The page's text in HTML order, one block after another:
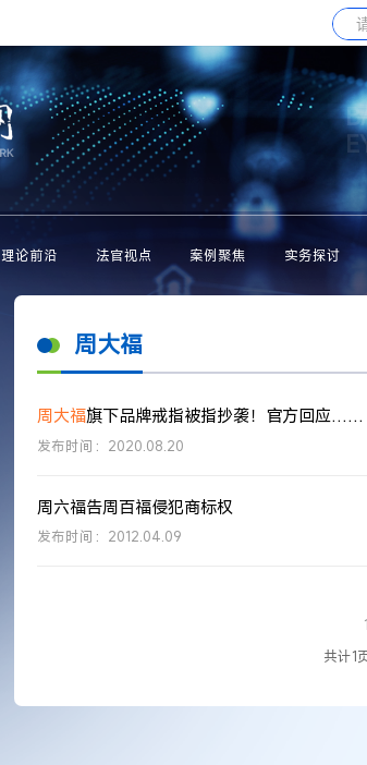
理论前沿 法官视点 案例聚焦 实务探讨
周大福
周大福旗下品牌戒指被指抄袭！官方回应……
发布时间：2020.08.20
周六福告周百福侵犯商标权
发布时间：2012.04.09
1
共计1